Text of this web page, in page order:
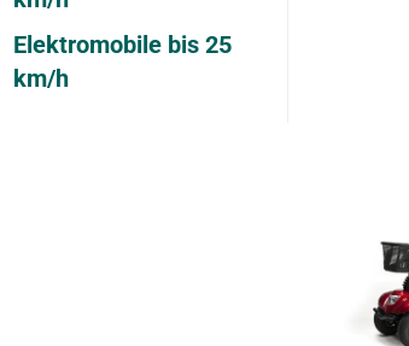
Elektromobile bis 25
km/h